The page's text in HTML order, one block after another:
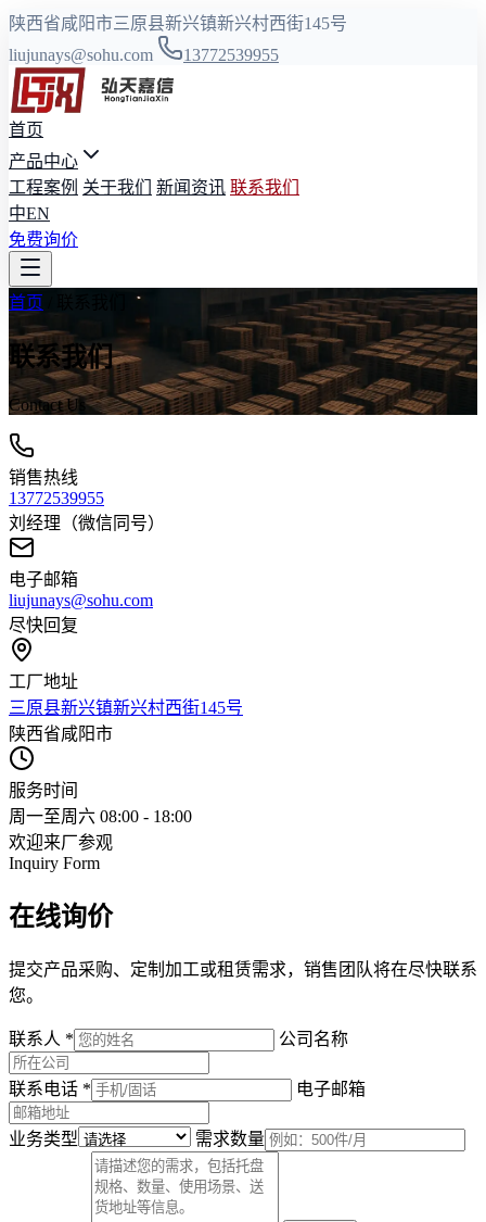
陕西省咸阳市三原县新兴镇新兴村西街145号
liujunays@sohu.com
13772539955
首页
产品中心
工程案例 关于我们 新闻资讯 联系我们
中EN
免费询价
首页
联系我们
Contact Us
销售热线
13772539955
刘经理（微信同号）
电子邮箱
liujunays@sohu.com
尽快回复
工厂地址
三原县新兴镇新兴村西街145号
陕西省咸阳市
服务时间
周一至周六 08:00 - 18:00
欢迎来厂参观
Inquiry Form
在线询价
提交产品采购、定制加工或租赁需求，销售团队将在尽快联系
您。
联系人 * 公司名称
联系电话 * 电子邮箱
业务类型 需求数量